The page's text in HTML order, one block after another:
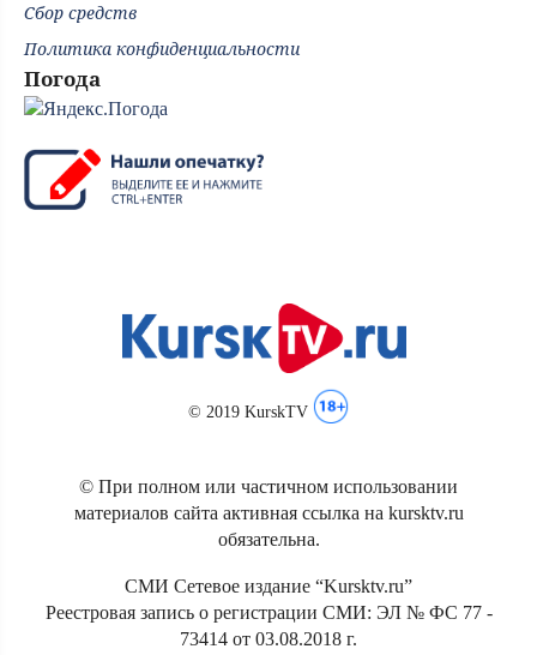
Сбор средств
Политика конфиденциальности
Погода
© 2019 KurskTV
© При полном или частичном использовании
материалов сайта активная ссылка на kursktv.ru
обязательна.
СМИ Сетевое издание “Kursktv.ru”
Реестровая запись о регистрации СМИ: ЭЛ № ФС 77 -
73414 от 03.08.2018 г.